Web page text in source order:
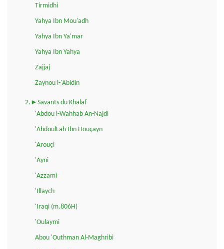
Tirmidhi
Yahya Ibn Mou'adh
Yahya Ibn Ya'mar
Yahya Ibn Yahya
Zajjaj
Zaynou l-'Abidin
2.►Savants du Khalaf
'Abdou l-Wahhab An-Najdi
'AbdoulLah Ibn Houçayn
'Arouçi
'Ayni
'Azzami
'Illaych
'Iraqi (m.806H)
'Oulaymi
Abou 'Outhman Al-Maghribi